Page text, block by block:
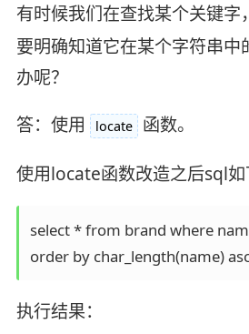
有时候我们在查找某个关键字
要明确知道它在某个字符串中
办呢？
答：使用
locate 函数。
使用locate函数改造之后sql如
select * from brand where
order by char_length(name)
执行结果：